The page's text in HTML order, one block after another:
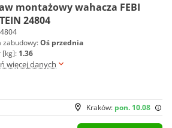
montażowy wahacza FEBI
24804
zabudowy:Oś przednia
[kg]: 1.36
więcej danych
Kraków: pon. 10.08